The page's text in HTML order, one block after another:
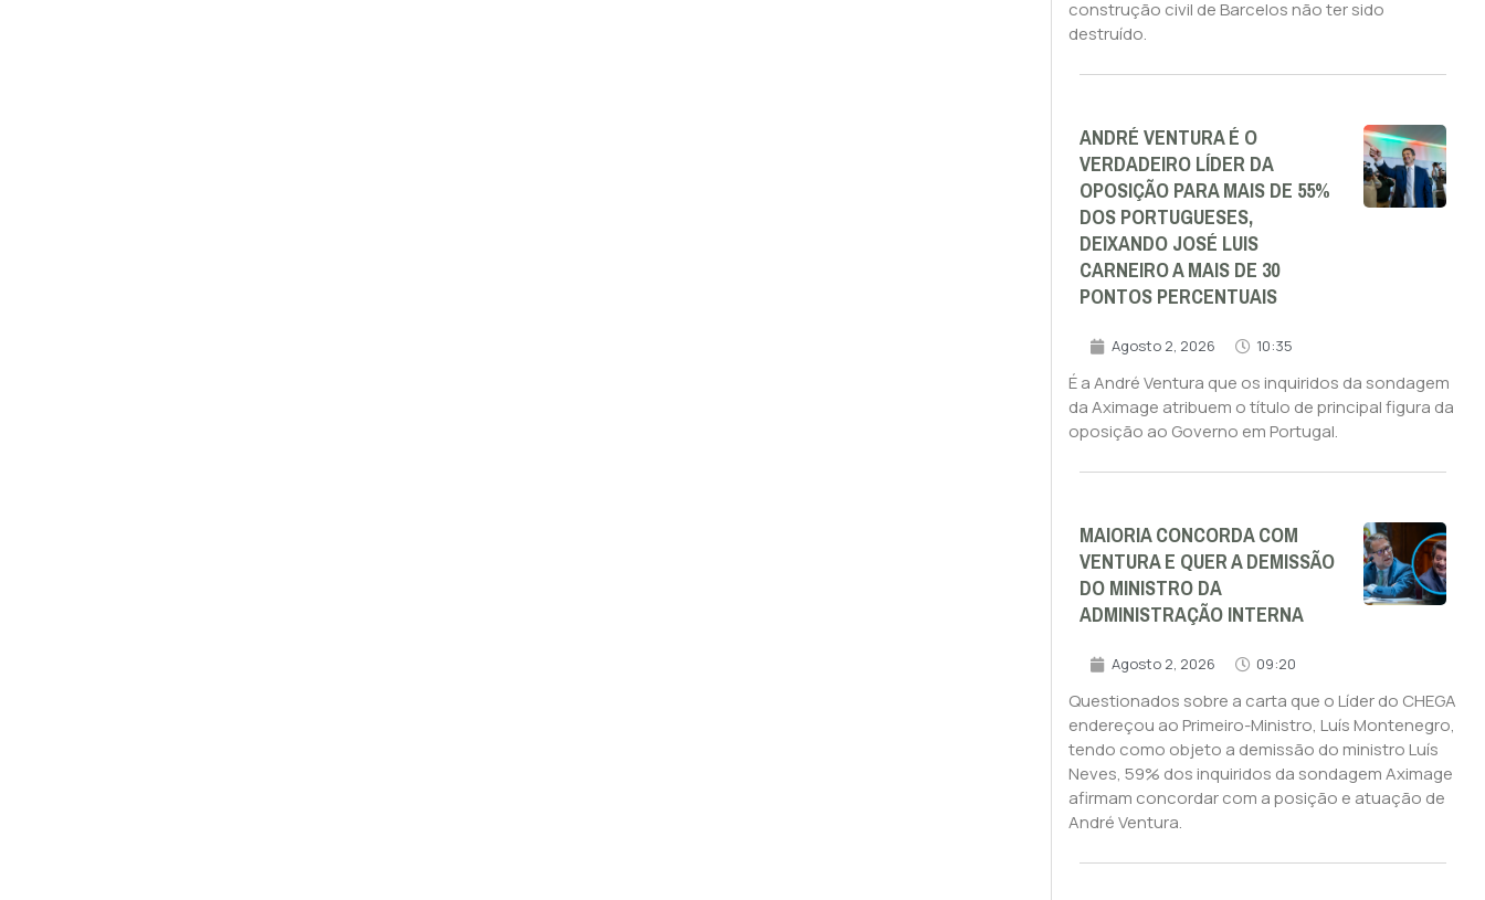
construção civil de Barcelos não ter sido
destruído.
ANDRÉ VENTURA É O
VERDADEIRO LÍDER DA
OPOSIÇÃO PARA MAIS DE 55%
DOS PORTUGUESES,
DEIXANDO JOSÉ LUIS
CARNEIRO A MAIS DE 30
PONTOS PERCENTUAIS
Agosto 2, 2026 10:35
É a André Ventura que os inquiridos da sondagem
da Aximage atribuem o título de principal figura da
oposição ao Governo em Portugal.
MAIORIA CONCORDA COM
VENTURA E QUER A DEMISSÃO
DO MINISTRO DA
ADMINISTRAÇÃO INTERNA
Agosto 2, 2026 09:20
Questionados sobre a carta que o Líder do CHEGA
endereçou ao Primeiro-Ministro, Luís Montenegro,
tendo como objeto a demissão do ministro Luís
Neves, 59% dos inquiridos da sondagem Aximage
afirmam concordar com a posição e atuação de
André Ventura.